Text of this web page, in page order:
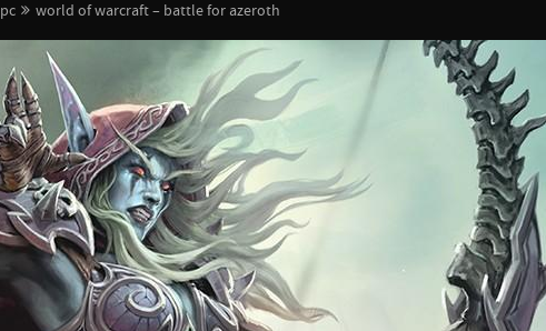
pc world of warcraft – battle for azeroth